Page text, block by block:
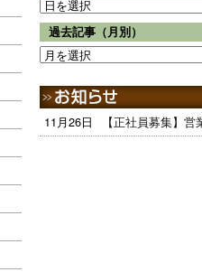
過去記事（月別）
11月26日 【正社員募集】